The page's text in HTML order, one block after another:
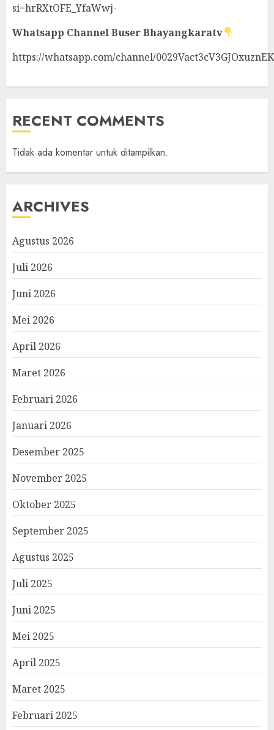
si=hrRXtOFE_YfaWwj-
Whatsapp ChannelBuser Bhayangkaratv
https://whatsapp.com/channel/
RECENT COMMENTS
Tidak ada komentar untuk ditampilkan.
ARCHIVES
Agustus 2026
Juli 2026
Juni 2026
Mei 2026
April 2026
Maret 2026
Februari 2026
Januari 2026
Desember 2025
November 2025
Oktober 2025
September 2025
Agustus 2025
Juli 2025
Juni 2025
Mei 2025
April 2025
Maret 2025
Februari 2025